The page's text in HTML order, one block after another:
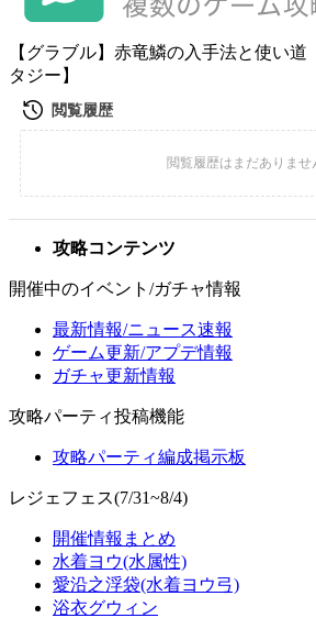
【グラブル】赤竜鱗の入手法と使い
タジー】
攻略コンテンツ
開催中のイベント/ガチャ情報
最新情報/ニュース速報
ゲーム更新/アプデ情報
ガチャ更新情報
攻略パーティ投稿機能
攻略パーティ編成掲示板
レジェフェス(7/31~8/4)
開催情報まとめ
水着ヨウ(水属性)
愛沿之浮袋(水着ヨウ弓)
浴衣グウィン